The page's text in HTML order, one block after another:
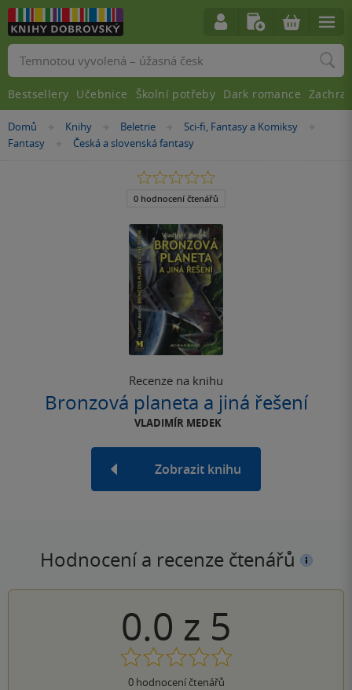
Nacházíte
se
Domů »
Knihy »Beletrie »Sci-fi, Fantasy a Komiksy
Fantasy »
Česká a slovenská fantasy
Recenze na knihu
Bronzová planeta a jiná řešení
VLADIMÍR MEDEK
Zobrazit knihu
0.0
z
5
0 hodnocení čtenářů
Hodnocení a recenze čtenářů
0.0 z 5
0hodnocení čtenářů
Vyhledávání
Bestsellery Učebnice Školní potřeby Dark romance